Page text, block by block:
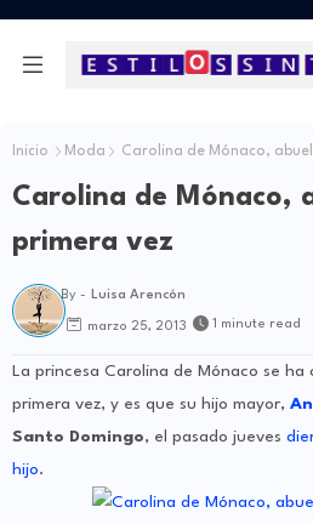
Inicio Moda Carolina de Mónaco,
Carolina de Mónaco,
primera vez
By - Luisa Arencón
marzo 25, 2013 1 minute read
La princesa Carolina de Mónaco se
primera vez, y es que su hijo mayor,
Santo Domingo, el pasado jueves
hijo.